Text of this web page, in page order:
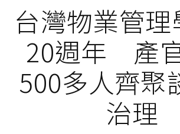
台灣物業管
20週年 產
500多人齊聚
治理